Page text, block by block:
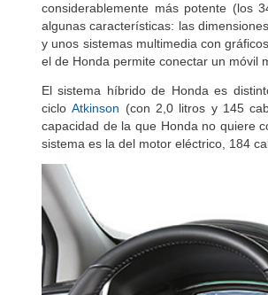
considerablemente más potente (los
algunas características: las
y unos sistemas multimedia con
el de Honda permite conectar un móvil
El sistema híbrido de Honda es
cicloAtkinson (con 2,0 litros y 145
capacidad de la que Honda no quiere
sistema es la del motor eléctrico, 184